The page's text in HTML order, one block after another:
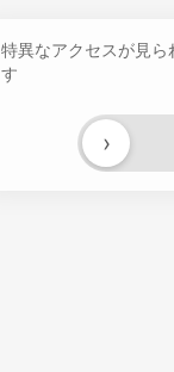
特異なアクセスが見ら
す
›